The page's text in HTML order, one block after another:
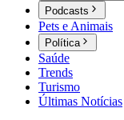
Podcasts
Pets e Animais
Política
Saúde
Trends
Turismo
Últimas Notícias